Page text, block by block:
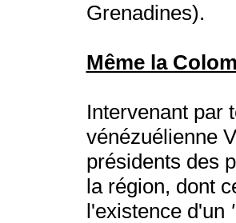
Grenadines).
Même la
Intervenant par
vénézuélienne
présidents des
la région, dont
l'existence d'un